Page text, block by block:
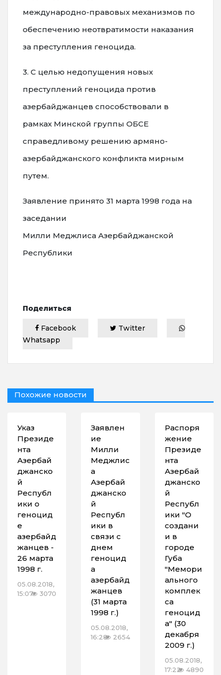
международно-правовых механизмов по
обеспечению неотвратимости наказания
за преступления геноцида.
3. С целью недопущения новых
преступлений геноцида против
азербайджанцев способствовали в
рамках Минской группы ОБСЕ
справедливому решению армяно-
азербайджанского конфликта мирным
путем.
Заявление принято 31 марта 1998 года на
заседании
Милли Меджлиса Азербайджанской
Республики
Поделиться
Facebook
Twitter
Whatsapp
Похожие новости
Указ
Президе
нта
Азербай
джанско
й
Республ
ики о
геноцид
е
азербайд
жанцев -
26 марта
1998 г.
05.08.2018,
15:07
3070
Заявлен
ие
Милли
Меджлис
а
Азербай
джанско
й
Республ
ики в
связи с
днем
геноцид
а
азербайд
жанцев
(31 марта
1998 г.)
05.08.2018,
16:28 2654
Распоря
жение
Президе
нта
Азербай
джанско
й
Республ
ики "О
создани
и в
городе
Губа
"Мемори
ального
комплек
са
геноцид
а" (30
декабря
2009 г.)
05.08.2018,
17:22 4890